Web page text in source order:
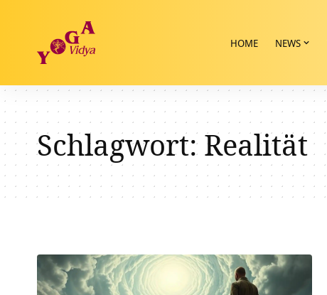
HOME NEWS
Schlagwort:Realität